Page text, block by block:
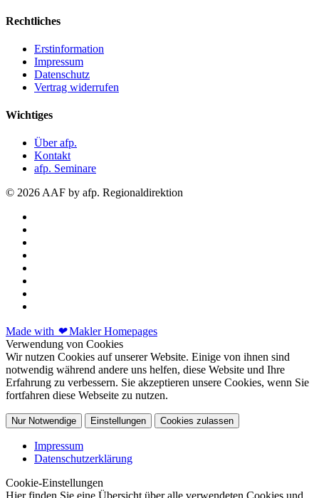
Rechtliches
Erstinformation
Impressum
Datenschutz
Vertrag widerrufen
Wichtiges
Über afp.
Kontakt
afp. Seminare
© 2026 AAF by afp. Regionaldirektion
Made with ❤Makler Homepages
Verwendung von Cookies
Wir nutzen Cookies auf unserer Website. Einige von ihnen sind
notwendig während andere uns helfen, diese Website und Ihre
Erfahrung zu verbessern. Sie akzeptieren unsere Cookies, wenn Sie
fortfahren diese Webseite zu nutzen.
Nur Notwendige Einstellungen Cookies zulassen
Impressum
Datenschutzerklärung
Cookie-Einstellungen